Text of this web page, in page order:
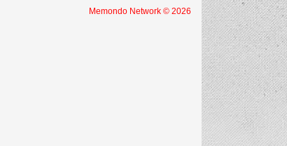
Memondo Network © 2026